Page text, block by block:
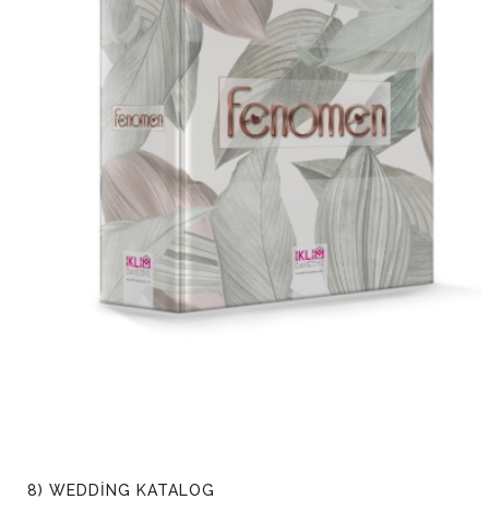
8) WEDDİNG KATALOG